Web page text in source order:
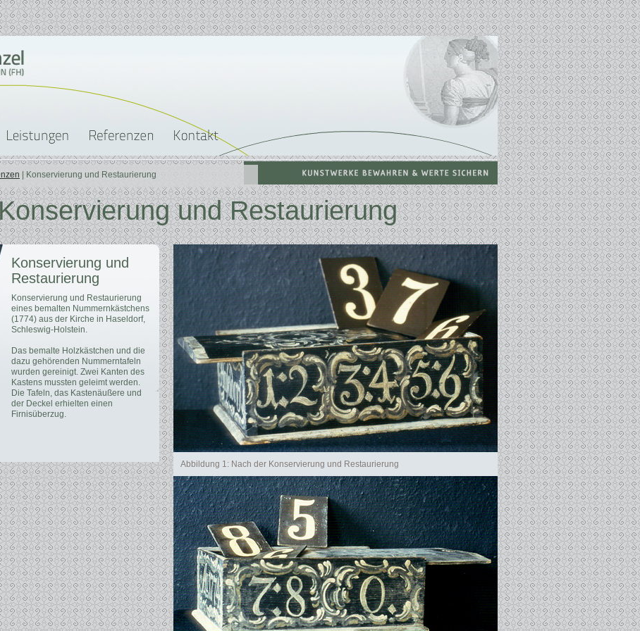
| Konservierung und Restaurierung
und Restaurierung
Konservierung und
Restaurierung
Konservierung und Restaurierung
eines bemalten Nummernkästchens
(1774) aus der Kirche in Haseldorf,
Schleswig-Holstein.
Das bemalte Holzkästchen und die
dazu gehörenden Nummerntafeln
wurden gereinigt. Zwei Kanten des
Kastens mussten geleimt werden.
Die Tafeln, das Kastenäußere und
der Deckel erhielten einen
Firnisüberzug.
Abbildung 1: Nach der Konservierung und Restaurierung